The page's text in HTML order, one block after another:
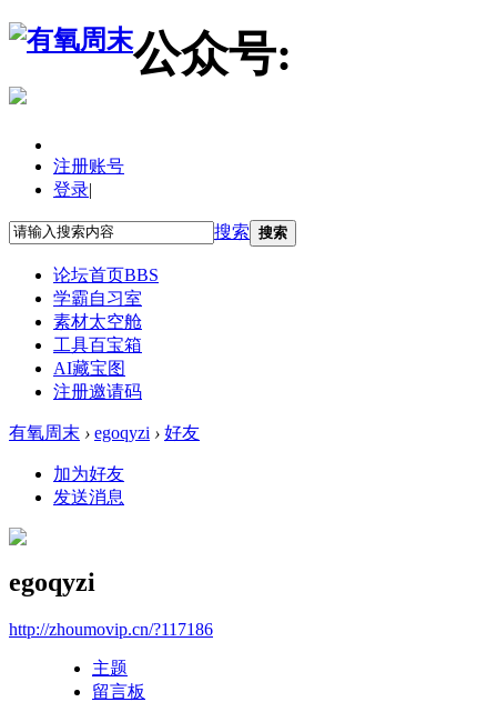
公众号:
注册账号
登录|
搜索 搜索
论坛首页BBS
学霸自习室
素材太空舱
工具百宝箱
AI藏宝图
注册邀请码
有氧周末 › egoqyzi › 好友
加为好友
发送消息
egoqyzi
http://zhoumovip.cn/?117186
主题
留言板